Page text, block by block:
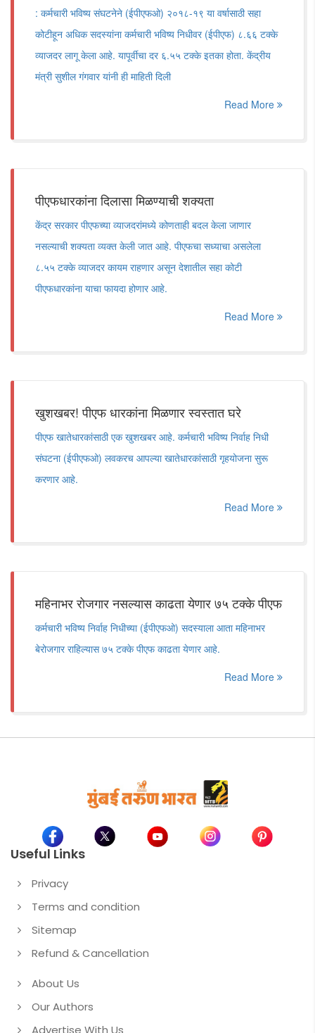
: कर्मचारी भविष्य संघटनेने (ईपीएफओ) २०१८-१९ या वर्षासाठी सहा
कोटीहून अधिक सदस्यांना कर्मचारी भविष्य निधीवर (ईपीएफ) ८.६६ टक्के
व्याजदर लागू केला आहे. यापूर्वीचा दर ६.५५ टक्के इतका होता. केंद्रीय
मंत्री सुशील गंगवार यांनी ही माहिती दिली
Read More
पीएफधारकांना दिलासा मिळण्याची शक्यता
केंद्र सरकार पीएफच्या व्याजदरांमध्ये कोणताही बदल केला जाणार
नसल्याची शक्यता व्यक्त केली जात आहे. पीएफचा सध्याचा असलेला
८.५५ टक्के व्याजदर कायम राहणार असून देशातील सहा कोटी
पीएफधारकांना याचा फायदा होणार आहे.
Read More
खुशखबर! पीएफ धारकांना मिळणार स्वस्तात घरे
पीएफ खातेधारकांसाठी एक खुशखबर आहे. कर्मचारी भविष्य निर्वाह निधी
संघटना (ईपीएफओ) लवकरच आपल्या खातेधारकांसाठी गृहयोजना सुरू
करणार आहे.
Read More
महिनाभर रोजगार नसल्यास काढता येणार ७५ टक्के पीएफ
कर्मचारी भविष्य निर्वाह निधीच्या (ईपीएफओ) सदस्याला आता महिनाभर
बेरोजगार राहिल्यास ७५ टक्के पीएफ काढता येणार आहे.
Read More
Useful Links
Privacy
Terms and condition
Sitemap
Refund & Cancellation
About Us
Our Authors
Advertise With Us